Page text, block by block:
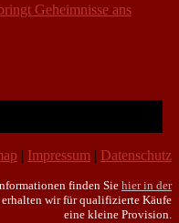
Geheimnisse ans
| Impressum | Datenschutz
finden Sie hier in der
erhalten wir für qualifizierte Käufe
eine kleine Provision.